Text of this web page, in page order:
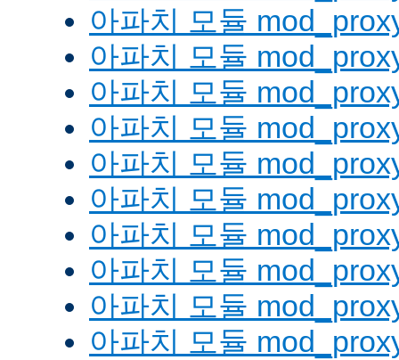
아파치 모듈
아파치 모듈
아파치 모듈
아파치 모듈
아파치 모듈
아파치 모듈
아파치 모듈
아파치 모듈
아파치 모듈
아파치 모듈